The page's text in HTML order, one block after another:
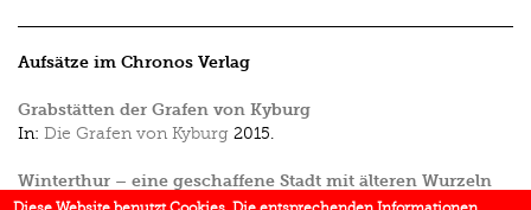
Aufsätze im Chronos Verlag
Grabstätten der Grafen von Kyburg
In: Die Grafen von Kyburg 2015.
Winterthur – eine geschaffene Stadt mit älteren Wurzeln
In:Die Grafen von Kyburg 2015.